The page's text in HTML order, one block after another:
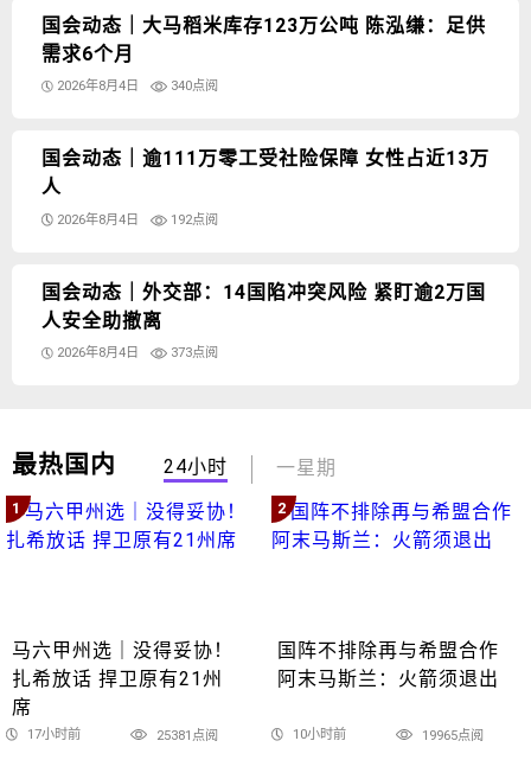
国会动态｜大马稻米库存123万公吨 陈泓缣：足供
需求6个月
2026年8月4日 340点阅
国会动态｜逾111万零工受社险保障 女性占近13万
人
2026年8月4日 192点阅
国会动态｜外交部：14国陷冲突风险 紧盯逾2万国
人安全助撤离
2026年8月4日 373点阅
最热国内 24小时 一星期
1
马六甲州选｜没得妥协！
扎希放话 捍卫原有21州
席
17小时前 25381点阅
2
国阵不排除再与希盟合作
阿末马斯兰：火箭须退出
10小时前 19965点阅